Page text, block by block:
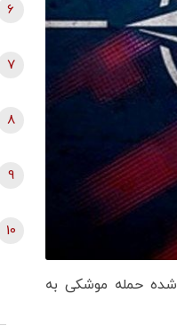
شده حمله موشکی به
6
7
8
9
10